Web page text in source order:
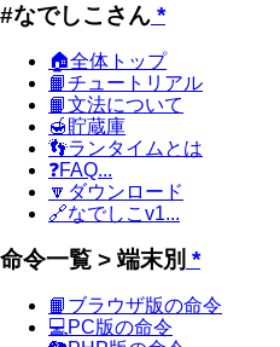
#なでしこさん *
🏠全体トップ
📙チュートリアル
📙文法について
🍯貯蔵庫
👣ランタイムとは
❓FAQ...
🔽ダウンロード
🔗なでしこv1...
命令一覧 > 端末別 *
📙ブラウザ版の命令
💻PC版の命令